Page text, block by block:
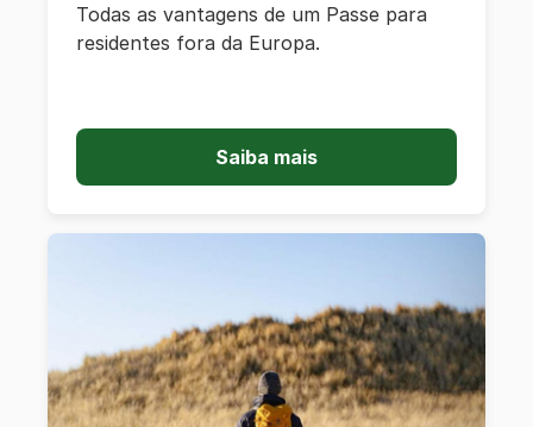
Todas as vantagens de um Passe para
residentes fora da Europa.
Saiba mais